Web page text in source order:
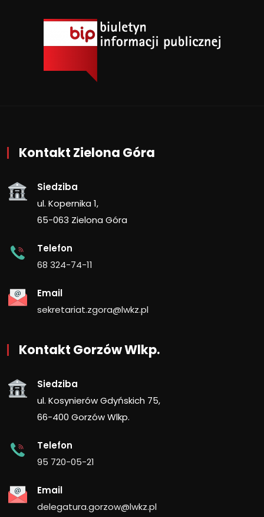
Kontakt Zielona Góra
Siedziba
ul. Kopernika 1,
65-063 Zielona Góra
Telefon
68 324-74-11
Email
sekretariat.zgora@lwkz.pl
Kontakt Gorzów Wlkp.
Siedziba
ul. Kosynierów Gdyńskich 75,
66-400 Gorzów Wlkp.
Telefon
95 720-05-21
Email
delegatura.gorzow@lwkz.pl